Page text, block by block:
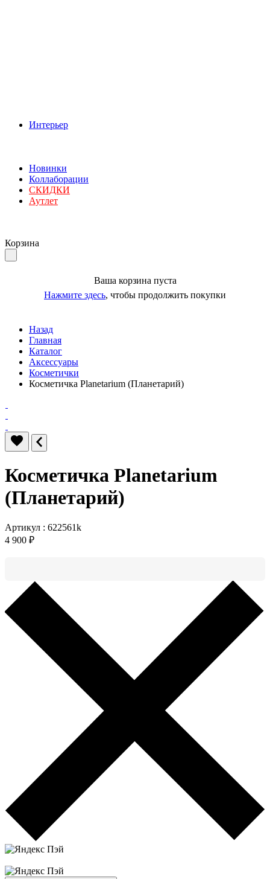
Интерьер
Новинки
Коллаборации
СКИДКИ
Аутлет
Корзина
Ваша корзина пуста
Нажмите здесь, чтобы продолжить покупки
Назад
Главная
Каталог
Аксессуары
Косметички
Косметичка Planetarium (Планетарий)
Косметичка Planetarium
(Планетарий)
Артикул : 622561k
4 900 ₽